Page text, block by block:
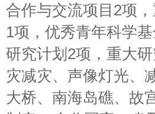
合作与交流项目2项
1项，优秀青年科学
研究计划2项，重大
灾减灾、声像灯光、
大桥、南海岛礁、故